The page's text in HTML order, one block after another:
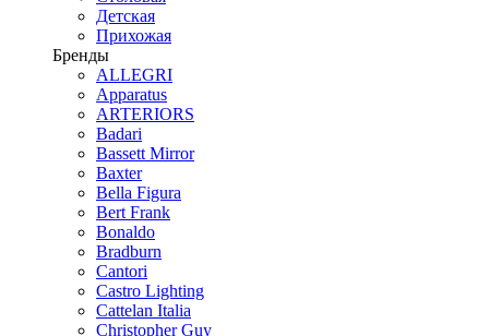
Детская
Прихожая
Бренды
ALLEGRI
Apparatus
ARTERIORS
Badari
Bassett Mirror
Baxter
Bella Figura
Bert Frank
Bonaldo
Bradburn
Cantori
Castro Lighting
Cattelan Italia
Christopher Guy